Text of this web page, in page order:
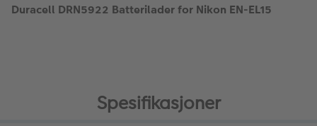
Duracell DRN5922 Batterilader for Nikon EN-EL15
Spesifikasjoner